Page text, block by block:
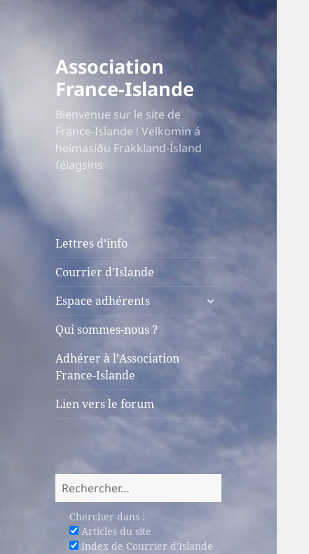
Association
France-Islande
Bienvenue sur le site de
France-Islande ! Velkomin á
heimasíðu Frakkland-Ísland
félagsins
Lettres d’info
Courrier d’Islande
Espace adhérents
ouvrir
menu
Qui sommes-nous ?
Adhérer à l’Association
France-Islande
Lien vers le forum
Rechercher :
Chercher dans :
Articles du site
Index de Courrier d'Islande